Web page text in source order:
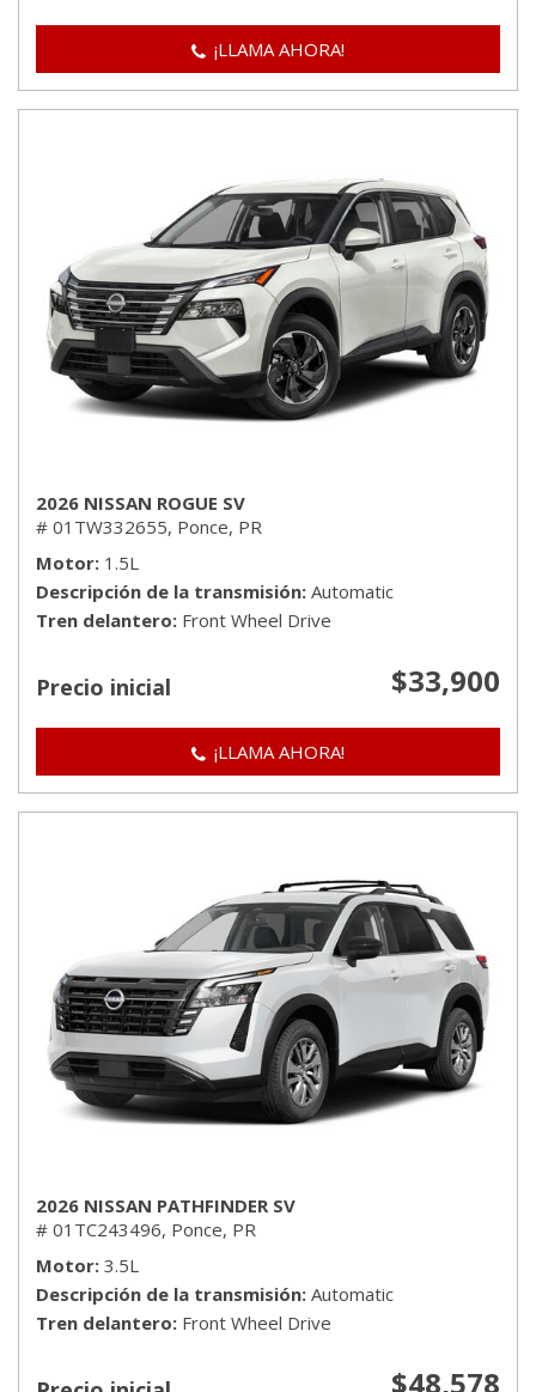
¡LLAMA AHORA!
2026 NISSAN ROGUE SV
# 01TW332655, Ponce, PR
Motor 1.5L
Descripción de la transmisión Automatic
Tren delantero Front Wheel Drive
Precio inicial $33,900
¡LLAMA AHORA!
2026 NISSAN PATHFINDER SV
# 01TC243496, Ponce, PR
Motor 3.5L
Descripción de la transmisión Automatic
Tren delantero Front Wheel Drive
$48,578